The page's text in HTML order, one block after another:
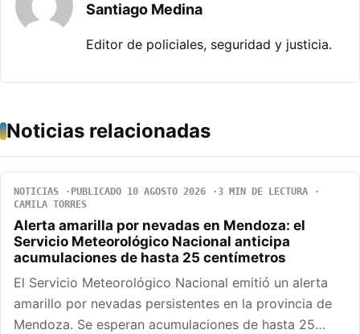
Santiago Medina
Editor de policiales, seguridad y justicia.
Noticias relacionadas
NOTICIAS PUBLICADO 10 AGOSTO 2026
3 MIN DE LECTURA
CAMILA TORRES
Alerta amarilla por nevadas en Mendoza: el
Servicio Meteorológico Nacional anticipa
acumulaciones de hasta 25 centímetros
El Servicio Meteorológico Nacional emitió un alerta
amarillo por nevadas persistentes en la provincia de
Mendoza. Se esperan acumulaciones de hasta 25…